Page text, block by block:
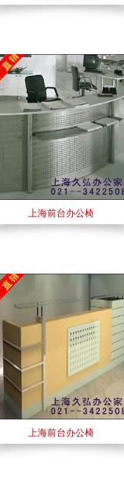
上海前台办公椅
上海前台办公椅